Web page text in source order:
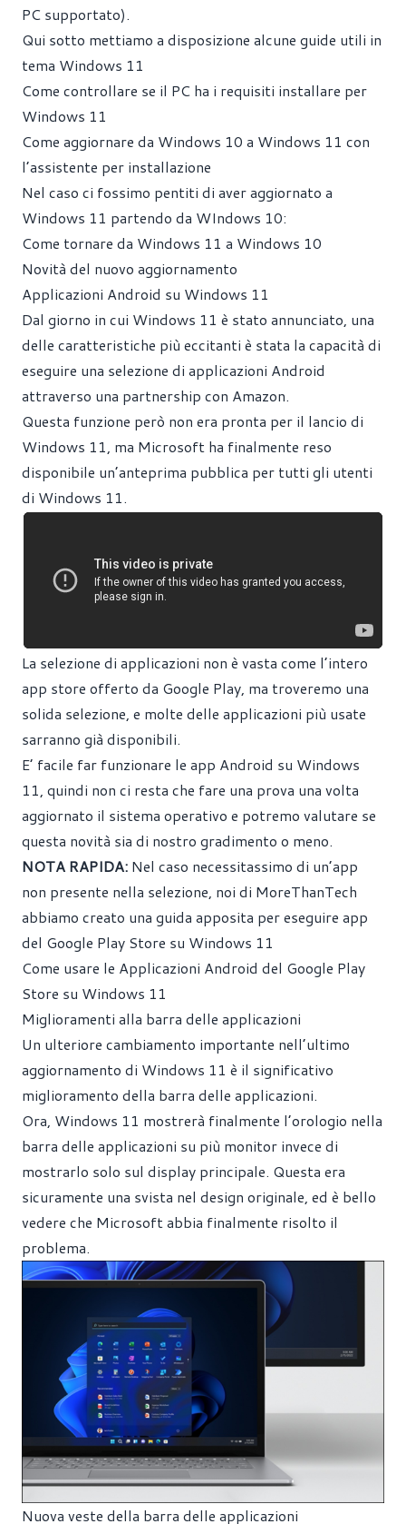
PC supportato).
Qui sotto mettiamo a disposizione alcune guide utili in
tema Windows 11
Come controllare se il PC ha i requisiti installare per
Windows 11
Come aggiornare da Windows 10 a Windows 11 con
l’assistente per installazione
Nel caso ci fossimo pentiti di aver aggiornato a
Windows 11 partendo da WIndows 10:
Come tornare da Windows 11 a Windows 10
Novità del nuovo aggiornamento
Applicazioni Android su Windows 11
Dal giorno in cui Windows 11 è stato annunciato, una
delle caratteristiche più eccitanti è stata la capacità di
eseguire una selezione di applicazioni Android
attraverso una partnership con Amazon.
Questa funzione però non era pronta per il lancio di
Windows 11, ma Microsoft ha finalmente reso
disponibile un’anteprima pubblica per tutti gli utenti
di Windows 11.
La selezione di applicazioni non è vasta come l’intero
app store offerto da Google Play, ma troveremo una
solida selezione, e molte delle applicazioni più usate
sarranno già disponibili.
E’ facile far funzionare le app Android su Windows
11, quindi non ci resta che fare una prova una volta
aggiornato il sistema operativo e potremo valutare se
questa novità sia di nostro gradimento o meno.
NOTA RAPIDA: Nel caso necessitassimo di un’app
non presente nella selezione, noi di MoreThanTech
abbiamo creato una guida apposita per eseguire app
del Google Play Store su Windows 11
Come usare le Applicazioni Android del Google Play
Store su Windows 11
Miglioramenti alla barra delle applicazioni
Un ulteriore cambiamento importante nell’ultimo
aggiornamento di Windows 11 è il significativo
miglioramento della barra delle applicazioni.
Ora, Windows 11 mostrerà finalmente l’orologio nella
barra delle applicazioni su più monitor invece di
mostrarlo solo sul display principale. Questa era
sicuramente una svista nel design originale, ed è bello
vedere che Microsoft abbia finalmente risolto il
problema.
Nuova veste della barra delle applicazioni